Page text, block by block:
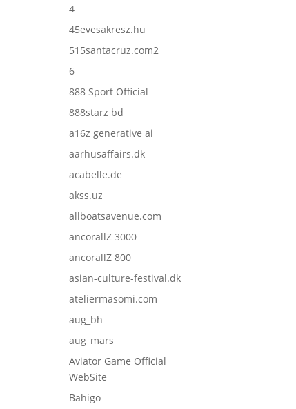
4
45evesakresz.hu
515santacruz.com2
6
888 Sport Official
888starz bd
a16z generative ai
aarhusaffairs.dk
acabelle.de
akss.uz
allboatsavenue.com
ancorallZ 3000
ancorallZ 800
asian-culture-festival.dk
ateliermasomi.com
aug_bh
aug_mars
Aviator Game Official
WebSite
Bahigo